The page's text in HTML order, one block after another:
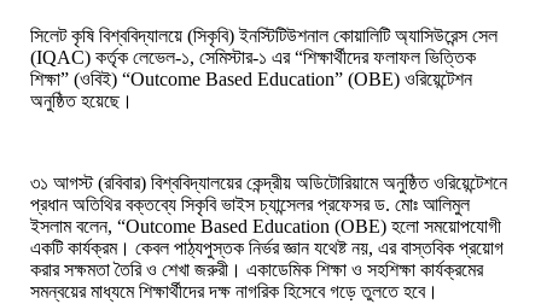
সিলেট কৃষি বিশ্ববিদ্যালয়ে (সিকৃবি) ইনস্টিটিউশনাল কোয়ালিটি অ্যাসিউরেন্স সেল
(IQAC) কর্তৃক লেভেল-১, সেমিস্টার-১ এর “শিক্ষার্থীদের ফলাফল ভিত্তিক
শিক্ষা” (ওবিই) “Outcome Based Education” (OBE) ওরিয়েন্টেশন
অনুষ্ঠিত হয়েছে।
৩১ আগস্ট (রবিবার) বিশ্ববিদ্যালয়ের কেন্দ্রীয় অডিটোরিয়ামে অনুষ্ঠিত ওরিয়েন্টেশনে
প্রধান অতিথির বক্তব্যে সিকৃবি ভাইস চ্যান্সেলর প্রফেসর ড. মোঃ আলিমুল
ইসলাম বলেন, “Outcome Based Education (OBE) হলো সময়োপযোগী
একটি কার্যক্রম। কেবল পাঠ্যপুস্তক নির্ভর জ্ঞান যথেষ্ট নয়, এর বাস্তবিক প্রয়োগ
করার সক্ষমতা তৈরি ও শেখা জরুরী। একাডেমিক শিক্ষা ও সহশিক্ষা কার্যক্রমের
সমন্বয়ের মাধ্যমে শিক্ষার্থীদের দক্ষ নাগরিক হিসেবে গড়ে তুলতে হবে।